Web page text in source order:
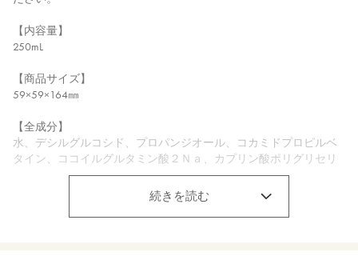
【内容量】
250mL
【商品サイズ】
59×59×164㎜
【全成分】
水、デシルグルコシド、プロパンジオール、コカミドプロピルベ
タイン、ココイルグルタミン酸２Ｎａ、カプリン酸ポリグリセリ
ル－３、ソルビトール、グリコシルトレハロース、塩化Ｎａ、シ
マホオズキ葉エキス**、α－グルカンオリゴサッカリド、エクトイ
ン、ロドデンドロンフェルギネウムエキス、グリチルリチン酸２
続きを読む